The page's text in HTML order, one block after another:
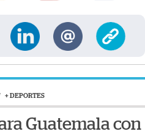
+ DEPORTES
Guatemala con